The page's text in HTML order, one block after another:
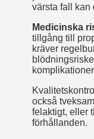
värsta fall kan
Medicinska
tillgång till
kräver
också
felaktigt, eller
förhållanden.